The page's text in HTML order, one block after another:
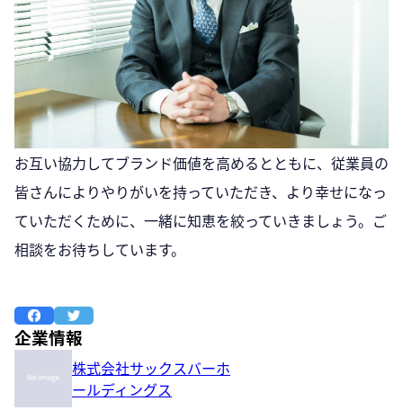
お互い協力してブランド価値を高めるとともに、従業員の
皆さんによりやりがいを持っていただき、より幸せになっ
ていただくために、一緒に知恵を絞っていきましょう。ご
相談をお待ちしています。
企業情報
株式会社サックスバーホ
ールディングス